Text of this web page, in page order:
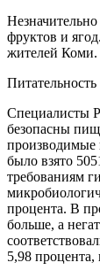
фруктов и
жителей Коми.
Специалисты
безопасны
производимые
было взято
требованиям
процента. В
больше, а
5,98